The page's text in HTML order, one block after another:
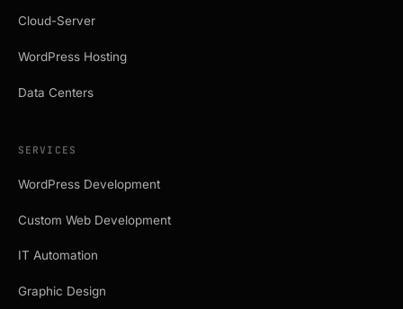
Cloud-Server
WordPress Hosting
Data Centers
SERVICES
WordPress Development
Custom Web Development
IT Automation
Graphic Design